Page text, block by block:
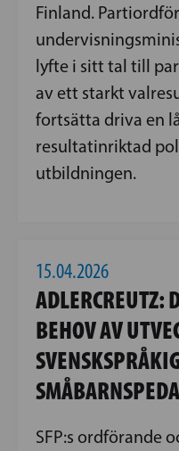
Finland.
lyfte i sitt tal till
av ett starkt
fortsätta driva en
resultatinriktad
utbildningen.
15.04.2026
ADLERCREUTZ:
BEHOV AV
SFP:s ordförande